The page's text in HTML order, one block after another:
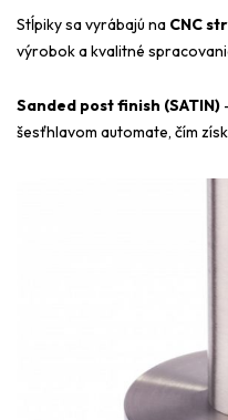
Stĺpiky sa vyrábajú na CNC
výrobok a kvalitné
Sanded post finish (SATIN)
šesťhlavom automate, čím